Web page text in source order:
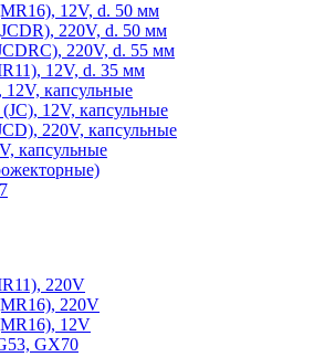
12V, d. 50 мм
220V, d. 50 мм
220V, d. 55 мм
12V, d. 35 мм
капсульные
12V, капсульные
220V, капсульные
капсульные
220V
220V
12V
GX70